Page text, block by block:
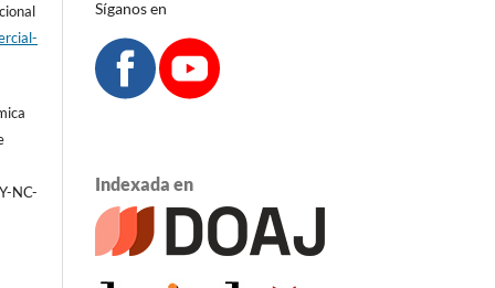
NC-
Síganos en
Indexada en